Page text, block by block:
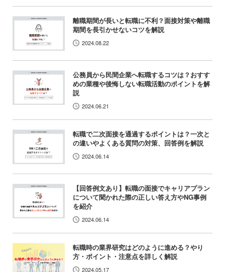
離職期間が長いと転職に不利？面接対策や離職
期間を長引かせないコツを解説
2024.08.22
公務員から民間企業へ転職するコツは？おすす
めの業種や後悔しない転職活動のポイントを解
説
2024.06.21
転職で二次面接を通過するポイントは？一次と
の違いやよくある質問の対策、回答例を解説
2024.06.14
【回答例文あり】転職の面接でキャリアプラン
について聞かれた際の正しい答え方やNG事例
を紹介
2024.06.14
転職時の業界研究はどのように進める？やり
方・ポイント・注意点を詳しく解説
2024.05.17